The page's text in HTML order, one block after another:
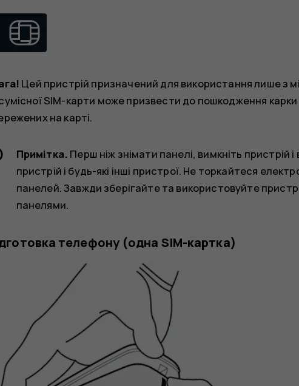
Цей пристрій призначений для використання лише з
SIM-карти може призвести до пошкодження
на карті.
Примітка. Перш ніж знімати панелі, вимкніть пристрій
пристрій і будь-які інші пристрої. Не торкайтеся
панелей. Завжди зберігайте та використовуйте
панелями.
телефону (одна SIM-картка)